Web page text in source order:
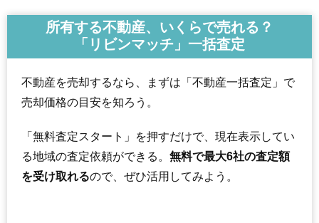
所有する不動産、いくらで売れる？
「リビンマッチ」一括査定
不動産を売却するなら、まずは「不動産一括査定」で
売却価格の目安を知ろう。
「無料査定スタート」を押すだけで、現在表示してい
る地域の査定依頼ができる。 無料で最大6社の査定額
を受け取れるので、ぜひ活用してみよう。